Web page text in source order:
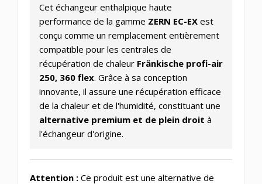
Cet échangeur enthalpique haute
performance de la gamme ZERN EC-EX est
conçu comme un remplacement entièrement
compatible pour les centrales de
récupération de chaleur Fränkische profi-air
250, 360 flex. Grâce à sa conception
innovante, il assure une récupération efficace
de la chaleur et de l'humidité, constituant une
alternative premium et de plein droit à
l'échangeur d'origine.
Attention : Ce produit est une alternative de